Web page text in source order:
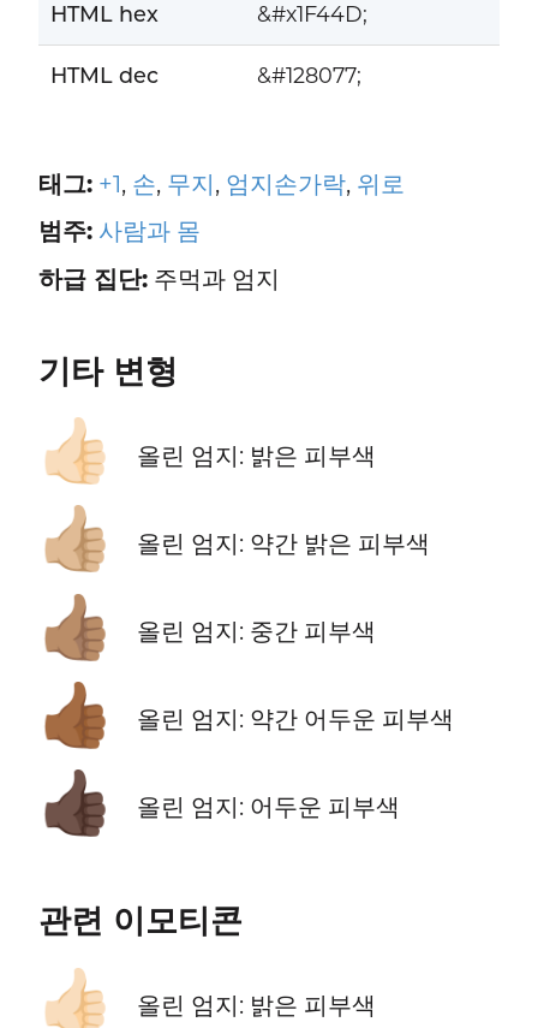
HTML hex &#x1F44D;
HTML dec &#128077;
태그: +1, 손, 무지, 엄지손가락, 위로
범주: 사람과 몸
하급 집단:주먹과 엄지
기타 변형
👍🏻 올린 엄지: 밝은 피부색
👍🏼 올린 엄지: 약간 밝은 피부색
👍🏽 올린 엄지: 중간 피부색
👍🏾 올린 엄지: 약간 어두운 피부색
👍🏿 올린 엄지: 어두운 피부색
관련 이모티콘
👍🏻 올린 엄지: 밝은 피부색